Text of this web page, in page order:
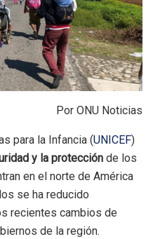
Por ONU Noticias
para la Infancia (UNICEF)
y la protección de los
en el norte de América
se ha reducido
recientes cambios de
de la región.